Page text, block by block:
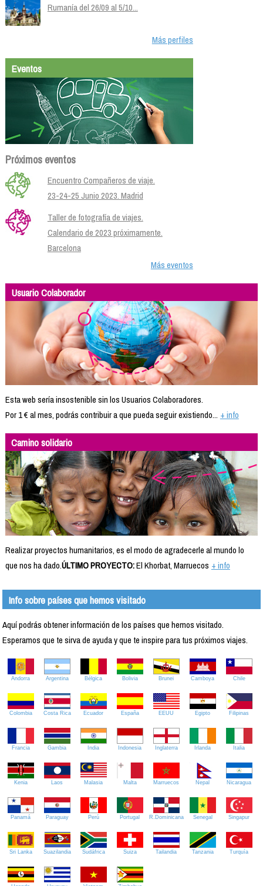
Rumanía del 26/09 al 5/10...
Más perfiles
Eventos
Próximos eventos
Encuentro Compañeros de viaje.
23-24-25 Junio 2023. Madrid
Taller de fotografía de viajes.
Calendario de 2023 próximamente.
Barcelona
Más eventos
Usuario Colaborador
Esta web sería insostenible sin los Usuarios Colaboradores.
Por 1 € al mes, podrás contribuir a que pueda seguir existiendo... + info
Camino solidario
Realizar proyectos humanitarios, es el modo de agradecerle al mundo lo
que nos ha dado.ÚLTIMO PROYECTO:El Khorbat, Marruecos + info
Info sobre países que hemos visitado
Aquí podrás obtener información de los países que hemos visitado.
Esperamos que te sirva de ayuda y que te inspire para tus próximos viajes.
Andorra Argentina Bélgica Bolivia Brunei Camboya Chile
Colombia Costa Rica Ecuador España EEUU Egipto Filipinas
Francia Gambia India Indonesia Inglaterra Irlanda Italia
Kenia Laos Malasia Malta Marruecos Nepal Nicaragua
Panamá Paraguay Perú Portugal R.Dominicana Senegal Singapur
Sri Lanka Suazilandia Sudáfrica Suiza Tailandia Tanzania Turquía